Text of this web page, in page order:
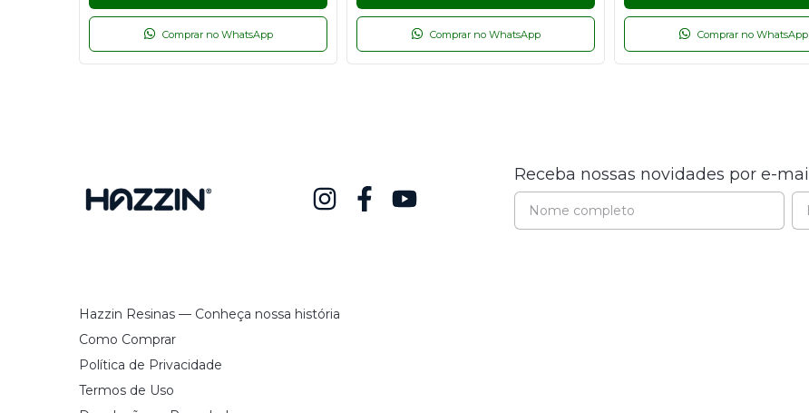
Comprar no WhatsApp Comprar no WhatsApp Comprar no WhatsApp
Receba nossas novidades por e-mail
Hazzin Resinas — Conheça nossa história
Como Comprar
Política de Privacidade
Termos de Uso